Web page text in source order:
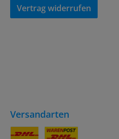
Vertrag widerrufen
Versandarten